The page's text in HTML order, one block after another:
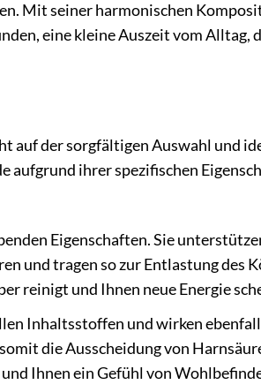
Mit seiner harmonischen
eine kleine Auszeit vom Alltag,
auf der sorgfältigen Auswahl und
aufgrund ihrer spezifischen
Eigenschaften. Sie
und tragen so zur Entlastung des
reinigt und Ihnen neue Energie
Inhaltsstoffen und wirken
die Ausscheidung von
Ihnen ein Gefühl von